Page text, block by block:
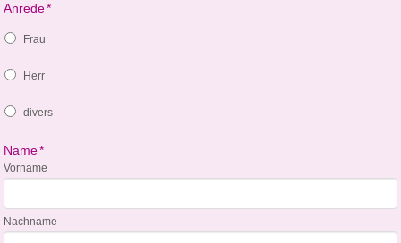
Anrede*
Frau
Herr
divers
Name*
Vorname
Nachname